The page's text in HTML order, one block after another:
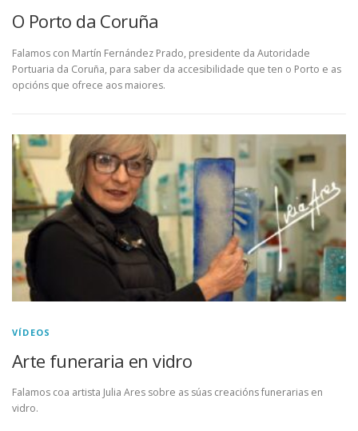
O Porto da Coruña
Falamos con Martín Fernández Prado, presidente da Autoridade
Portuaria da Coruña, para saber da accesibilidade que ten o Porto e as
opcións que ofrece aos maiores.
VÍDEOS
Arte funeraria en vidro
Falamos coa artista Julia Ares sobre as súas creacións funerarias en
vidro.